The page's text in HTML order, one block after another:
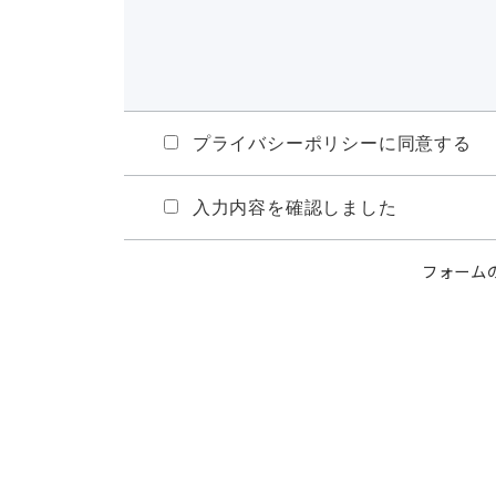
プライバシーポリシーに同意する
入力内容を確認しました
フォー